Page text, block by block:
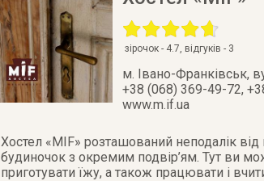
зірочок - 4.7, відгуків - 3
м. Івано-Франківськ,
+38 (068) 369-49-72,
www.m.if.ua
Хостел «MIF» розташований неподалік
будиночок з окремим подвір’ям. Тут ви
приготувати їжу, а також працювати і